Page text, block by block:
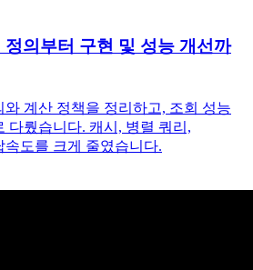
의부터 구현 및 성능 개선까
계산 정책을 정리하고, 조회 성능
다뤘습니다. 캐시, 병렬 쿼리,
속도를 크게 줄였습니다.